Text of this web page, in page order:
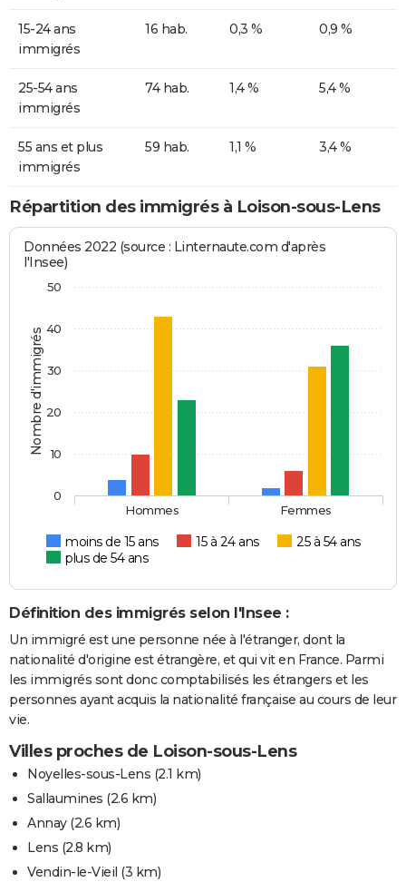
15-24 ans
immigrés
16 hab. 0,3 % 0,9 %
25-54 ans
immigrés
74 hab. 1,4 % 5,4 %
55 ans et plus
immigrés
59 hab. 1,1 % 3,4 %
Répartition des immigrés à Loison-sous-Lens
Nombre d'immigrés
Données 2022 (source : Linternaute.com d'après
l'Insee)
moins de 15 ans 15 à 24 ans
25 à 54 ans
plus de 54 ans
Hommes Femmes
0
10
20
30
40
50
Définition des immigrés selon l'Insee :
Un immigré est une personne née à l'étranger, dont la
nationalité d'origine est étrangère, et qui vit en France. Parmi
les immigrés sont donc comptabilisés les étrangers et les
personnes ayant acquis la nationalité française au cours de leur
vie.
Villes proches de Loison-sous-Lens
Noyelles-sous-Lens (2.1 km)
Sallaumines (2.6 km)
Annay(2.6 km)
Lens (2.8 km)
Vendin-le-Vieil (3 km)